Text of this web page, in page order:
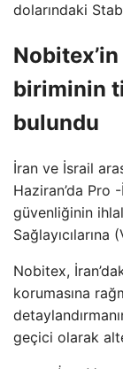
dolarındaki
biriminin
bulundu
İran ve İsrail
Haziran’da Pro
güvenliğinin
Sağlayıcılarına
Nobitex,
korumasına
geçici olarak